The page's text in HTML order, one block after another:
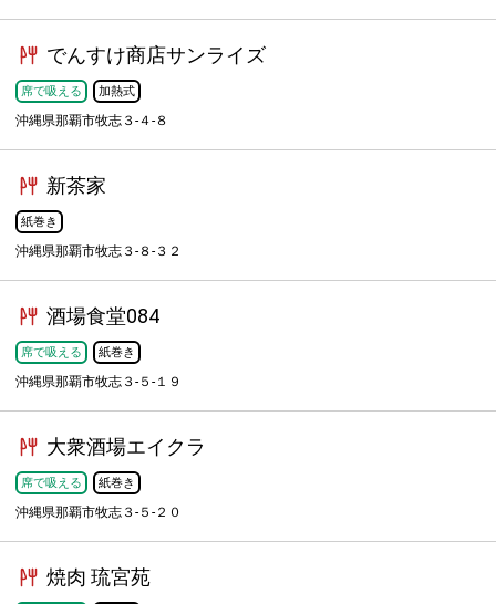
でんすけ商店サンライズ
席で吸える 加熱式
沖縄県那覇市牧志３-４-８
新茶家
紙巻き
沖縄県那覇市牧志３-８-３２
酒場食堂084
席で吸える 紙巻き
沖縄県那覇市牧志３-５-１９
大衆酒場エイクラ
席で吸える 紙巻き
沖縄県那覇市牧志３-５-２０
焼肉 琉宮苑